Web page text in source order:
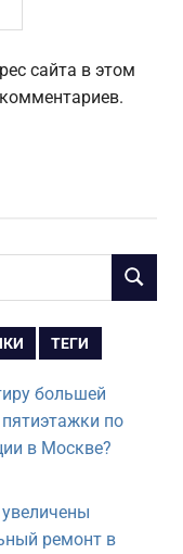
сайта в этом
ПОИСК
ТЕГИ
большей
по
в Москве?
ремонт в